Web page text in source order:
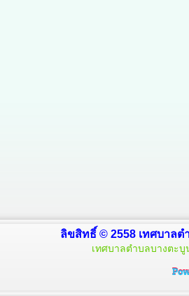
ลิขสิทธิ์ © 2558 เทศบาลต
เทศบาลตำบลบางตะบู